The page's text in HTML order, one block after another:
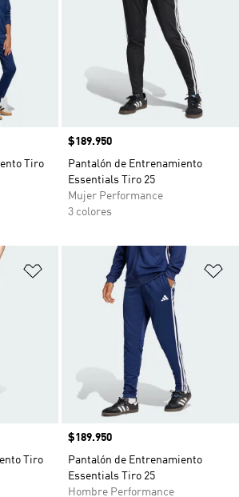
Tiro
Precio
$189.950
Pantalón de Entrenamiento
Essentials Tiro 25
Mujer Performance
3 colores
Añadir a la lista de deseos
Tiro
Precio
$189.950
Pantalón de Entrenamiento
Essentials Tiro 25
Hombre Performance